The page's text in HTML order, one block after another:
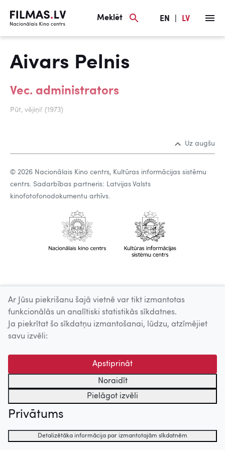
Meklēt EN LV
Aivars Pelnis
Vec. administrators
Pūt, vējiņi! (1973)
Uz augšu
© 2026 Nacionālais Kino centrs, Kultūras informācijas sistēmu
centrs. Sadarbības partneris: Latvijas Valsts
kinofotofonodokumentu arhīvs.
Ar Jūsu piekrišanu šajā vietnē var tikt izmantotas
funkcionālās un analītiski statistikās sīkdatnes.
Ja piekrītat šo sīkdatņu izmantošanai, lūdzu, atzīmējiet
savu izvēli:
Apstiprināt
Noraidīt
Pielāgot izvēli
Privātums
Detalizētāka informācija par izmantotajām sīkdatnēm